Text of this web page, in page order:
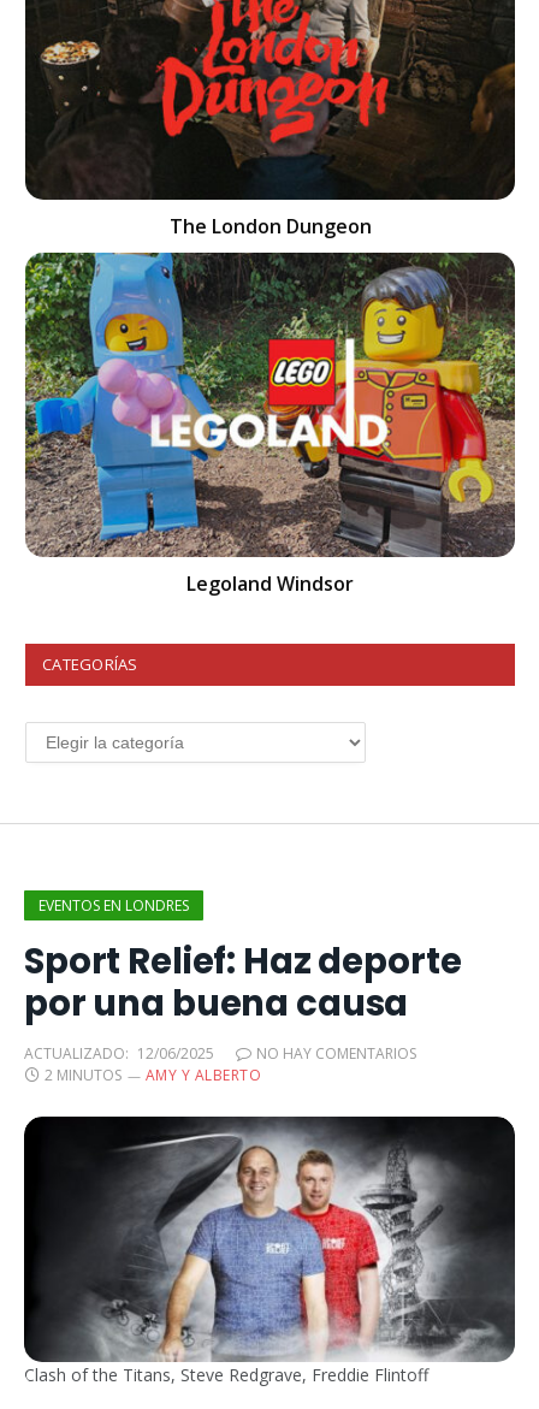
The London Dungeon
Legoland Windsor
CATEGORÍAS
EVENTOS EN LONDRES
Sport Relief: Haz deporte
por una buena causa
ACTUALIZADO: 12/06/2025
NO HAY COMENTARIOS
2 MINUTOS
AMY Y ALBERTO
Clash of the Titans, Steve Redgrave, Freddie Flintoff